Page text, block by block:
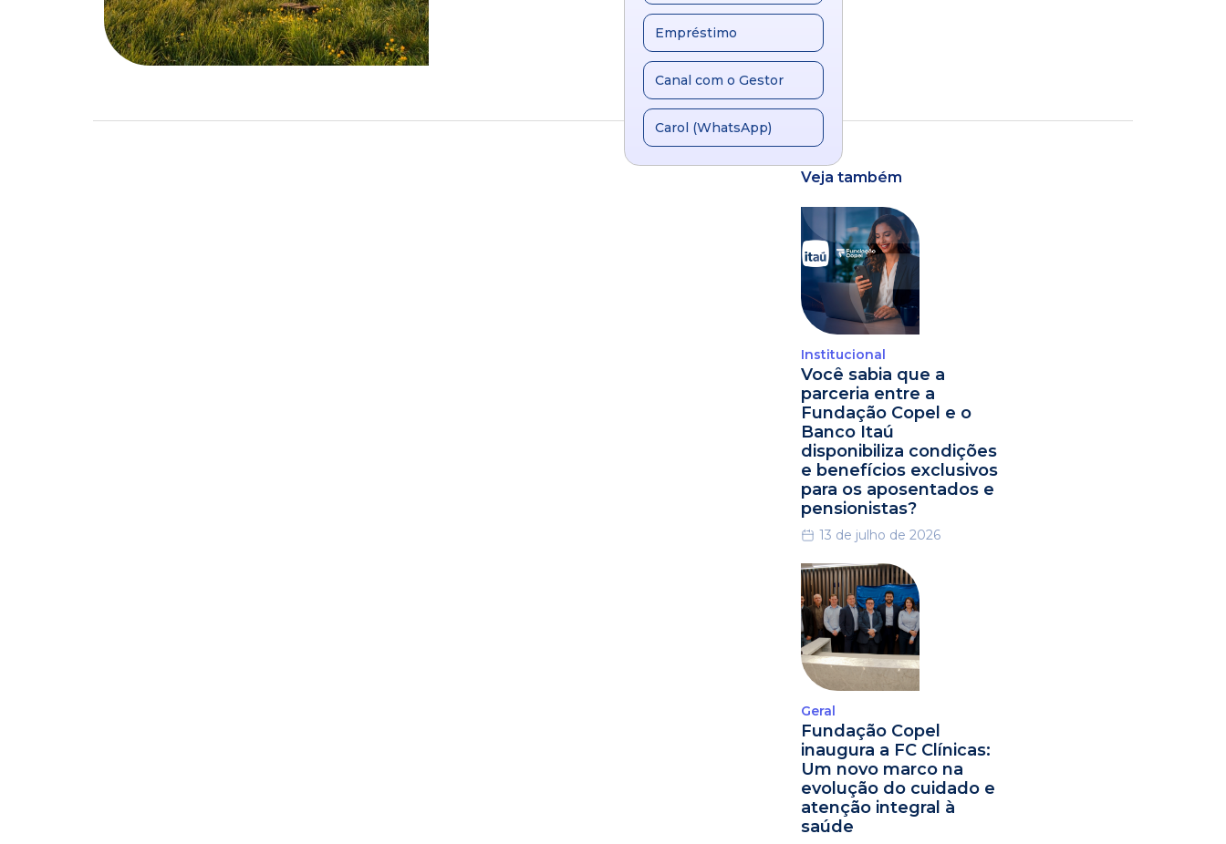
Empréstimo
Canal com o Gestor
Carol (WhatsApp)
Veja também
Institucional
Você sabia que a
parceria entre a
Fundação Copel e o
Banco Itaú
disponibiliza condições
e benefícios exclusivos
para os aposentados e
pensionistas?
13 de julho de 2026
Geral
Fundação Copel
inaugura a FC Clínicas:
Um novo marco na
evolução do cuidado e
atenção integral à
saúde